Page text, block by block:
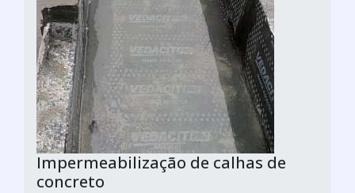
Impermeabilização de calhas de
concreto